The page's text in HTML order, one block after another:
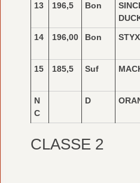
13
196,5 Bon
14 196,00 Bon
15
185,5 Suf
N
C
D
CLASSE 2